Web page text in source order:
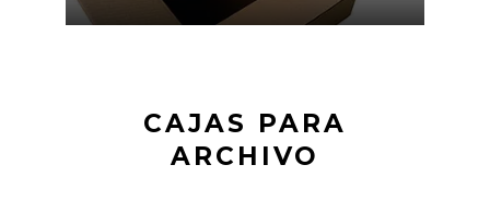
CAJAS PARA
ARCHIVO